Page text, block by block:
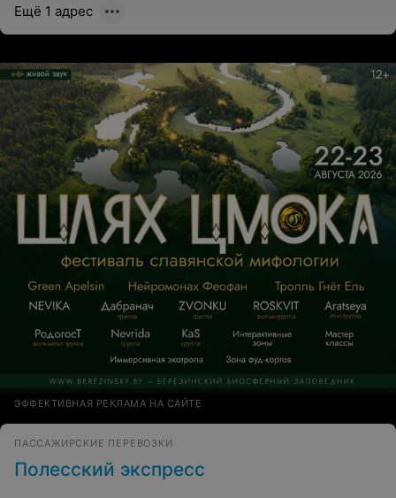
Ещё 1 адрес
ЭФФЕКТИВНАЯ РЕКЛАМА НА САЙТЕ
ПАССАЖИРСКИЕ ПЕРЕВОЗКИ
Полесский экспресс